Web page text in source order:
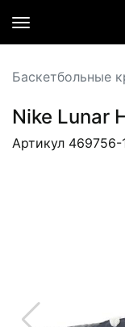
Баскетбольные
Nike Lunar
Артикул 469756-